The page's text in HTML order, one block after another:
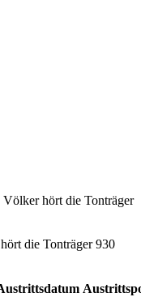
Völker hört die Tonträger
die Tonträger 930